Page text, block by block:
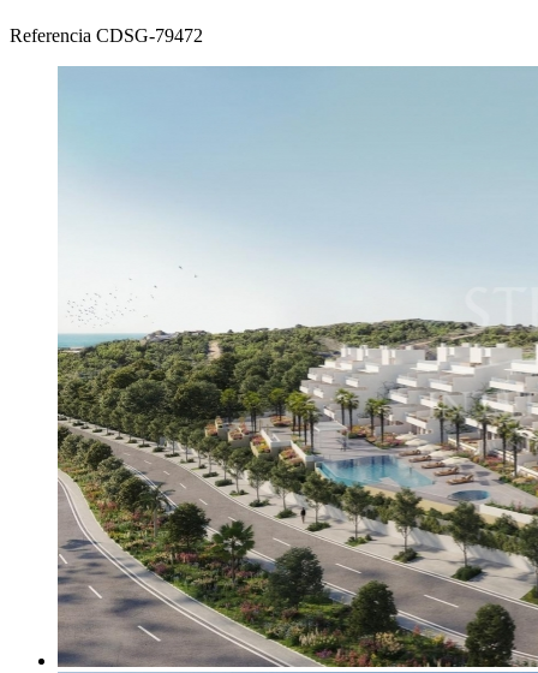
Referencia CDSG-79472